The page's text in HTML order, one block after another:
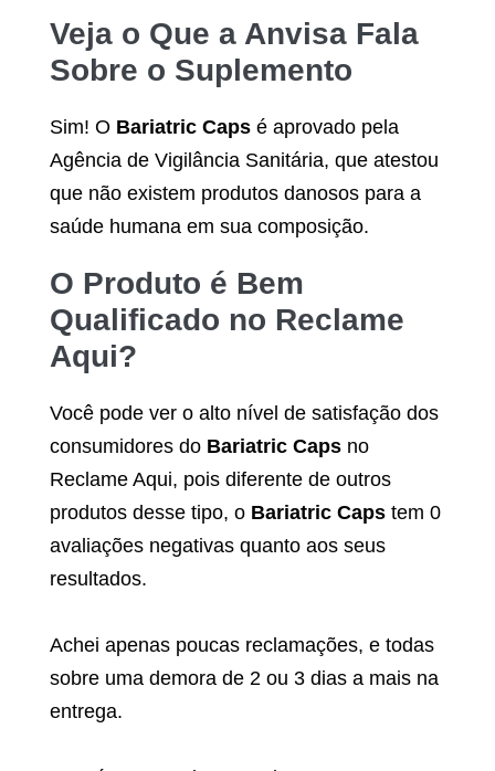
Veja o Que a Anvisa Fala
Sobre o Suplemento
Sim! O Bariatric Caps é aprovado pela
Agência de Vigilância Sanitária, que atestou
que não existem produtos danosos para a
saúde humana em sua composição.
O Produto é Bem
Qualificado no Reclame
Aqui?
Você pode ver o alto nível de satisfação dos
consumidores do Bariatric Caps no
Reclame Aqui, pois diferente de outros
produtos desse tipo, o Bariatric Caps tem 0
avaliações negativas quanto aos seus
resultados.
Achei apenas poucas reclamações, e todas
sobre uma demora de 2 ou 3 dias a mais na
entrega.